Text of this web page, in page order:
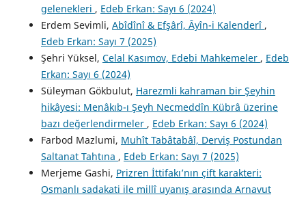
gelenekleri , Edeb Erkan: Sayı 6 (2024)
Erdem Sevimli, Abîdînî & Efşârî, Âyîn-i Kalenderî ,
Edeb Erkan: Sayı 7 (2025)
Şehri Yüksel, Celal Kasımov, Edebi Mahkemeler , Edeb
Erkan: Sayı 6 (2024)
Süleyman Gökbulut, Harezmli kahraman bir Şeyhin
hikâyesi: Menâkıb-ı Şeyh Necmeddîn Kübrâ üzerine
bazı değerlendirmeler , Edeb Erkan: Sayı 6 (2024)
Farbod Mazlumi, Muhît Tabâtabâî, Derviş Postundan
Saltanat Tahtına , Edeb Erkan: Sayı 7 (2025)
Merjeme Gashi, Prizren İttifakı’nın çift karakteri:
Osmanlı sadakati ile millî uyanış arasında Arnavut